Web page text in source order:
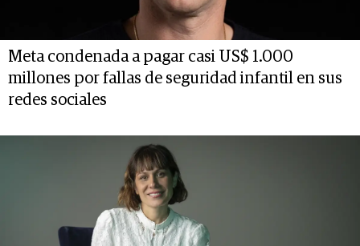
Meta condenada a pagar casi US$ 1.000
millones por fallas de seguridad infantil en sus
redes sociales